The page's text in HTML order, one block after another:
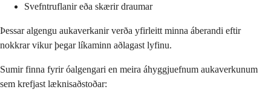
Svefntruflanir eða skærir draumar
Þessar algengu aukaverkanir verða yfirleitt minna áberandi eftir
nokkrar vikur þegar líkaminn aðlagast lyfinu.
Sumir finna fyrir óalgengari en meira áhyggjuefnum aukaverkunum
sem krefjast læknisaðstoðar: